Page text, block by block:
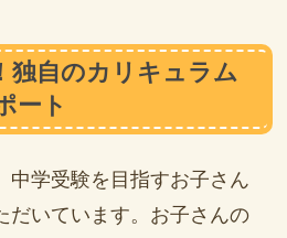
独自のカリキュラム
ート
中学受験を目指すお子さん
だいています。お子さんの